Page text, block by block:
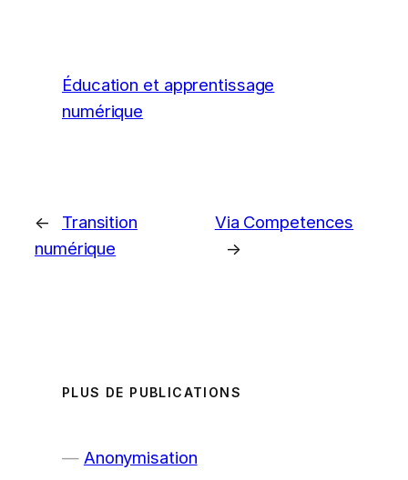
Éducation et apprentissage
numérique
←
Transition
numérique
Via Competences
→
PLUS DE PUBLICATIONS
Anonymisation